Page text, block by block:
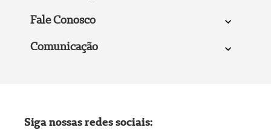
Fale Conosco
Comunicação
Siga nossas redes sociais: